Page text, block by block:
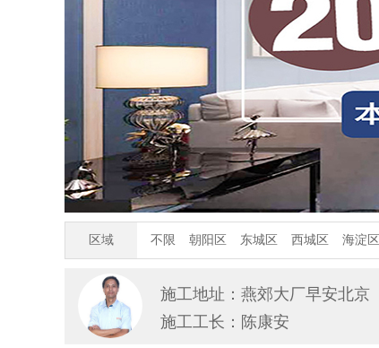
区域 不限 朝阳区 东城区 西城区 海淀区
施工地址：燕郊大厂早安北京
施工工长：陈康安